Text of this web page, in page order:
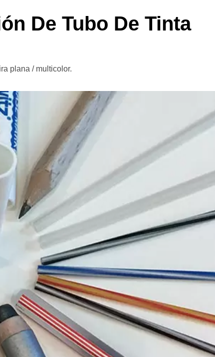
De Tubo De Tinta
plana / multicolor.